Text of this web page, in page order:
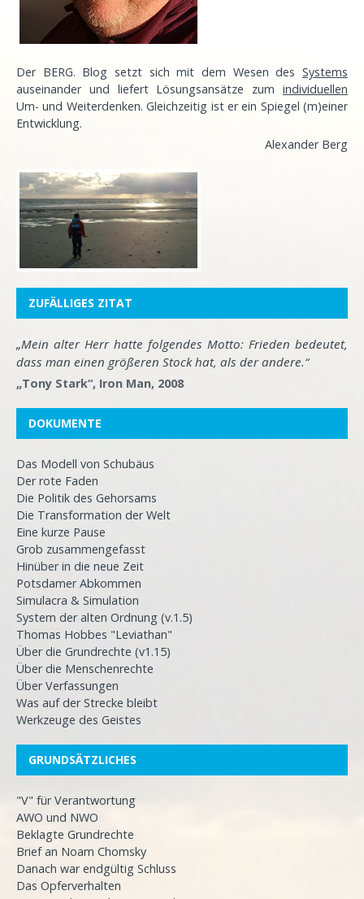
Der BERG. Blog setzt sich mit dem Wesen des Systems
auseinander und liefert Lösungsansätze zum individuellen
Um- und Weiterdenken. Gleichzeitig ist er ein Spiegel (m)einer
Entwicklung.
Alexander Berg
ZUFÄLLIGES ZITAT
„Mein alter Herr hatte folgendes Motto: Frieden bedeutet,
dass man einen größeren Stock hat, als der andere.“
„Tony Stark“, Iron Man, 2008
DOKUMENTE
Das Modell von Schubäus
Der rote Faden
Die Politik des Gehorsams
Die Transformation der Welt
Eine kurze Pause
Grob zusammengefasst
Hinüber in die neue Zeit
Potsdamer Abkommen
Simulacra & Simulation
System der alten Ordnung (v.1.5)
Thomas Hobbes "Leviathan"
Über die Grundrechte (v1.15)
Über die Menschenrechte
Über Verfassungen
Was auf der Strecke bleibt
Werkzeuge des Geistes
GRUNDSÄTZLICHES
"V" für Verantwortung
AWO und NWO
Beklagte Grundrechte
Brief an Noam Chomsky
Danach war endgültig Schluss
Das Opferverhalten